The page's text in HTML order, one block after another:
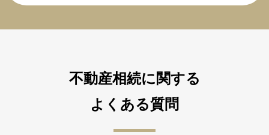
不動産相続に関する
よくある質問